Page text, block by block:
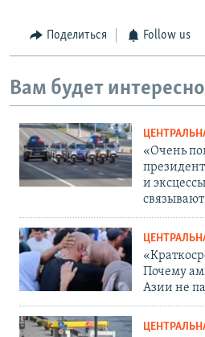
Поделиться Follow us
Вам будет интересно
«Очень
и
связывают
Почему
Азии не